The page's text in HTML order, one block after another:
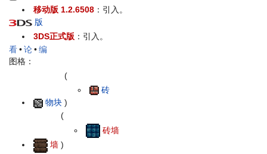
移动版 1.2.6508 ：引入。
版
3DS正式版 ：引入。
看•论•编
图格：
物块
(
砖
)
墙
(
砖墙
)